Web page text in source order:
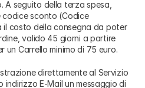
A seguito della terza spesa,
sconto (Codice
costo della consegna da poter
valido 45 giorni a partire
un Carrello minimo di 75 euro.
direttamente al Servizio
indirizzo E-Mail un messaggio di